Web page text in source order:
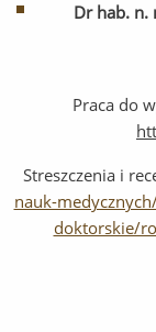
Dr hab. n.
Praca do
Streszczenia i
nauk-
doktorskie/